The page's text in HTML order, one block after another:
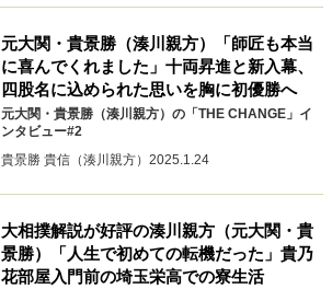
元大関・貴景勝（湊川親方）「師匠も本当
に喜んでくれました」十両昇進と新入幕、
四股名に込められた思いを胸に初優勝へ
元大関・貴景勝（湊川親方）の「THE CHANGE」イ
ンタビュー#2
貴景勝 貴信（湊川親方） 2025.1.24
大相撲解説が好評の湊川親方（元大関・貴
景勝）「人生で初めての転機だった」貴乃
花部屋入門前の埼玉栄高での寮生活